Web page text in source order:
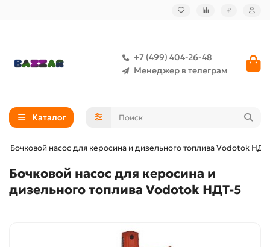
₽
+7 (499) 404-26-48
Менеджер в телеграм
Каталог
Бочковой насос для керосина и дизельного топлива Vodotok
Бочковой насос для керосина и
дизельного топлива Vodotok НДТ-5